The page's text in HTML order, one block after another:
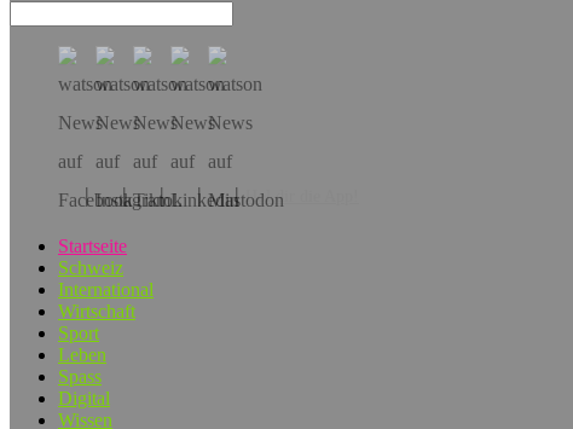
Hol dir die App!
Startseite
Schweiz
International
Wirtschaft
Sport
Leben
Spass
Digital
Wissen